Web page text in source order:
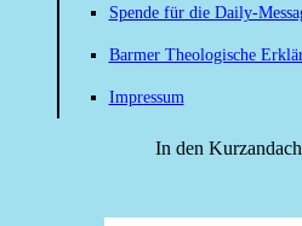
Spende für die Daily-
Barmer Theologische
Impressum
In den